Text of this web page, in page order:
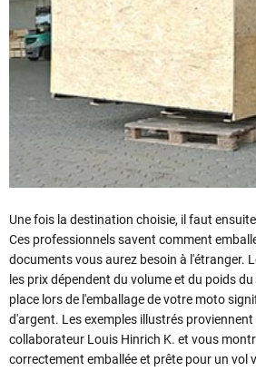
Une fois la destination choisie, il faut
Ces professionnels savent comment
documents vous aurez besoin à l'étranger.
les prix dépendent du volume et du poids
place lors de l'emballage de votre moto
d'argent. Les exemples illustrés
collaborateur Louis Hinrich K. et vous
correctement emballée et prête pour un vol